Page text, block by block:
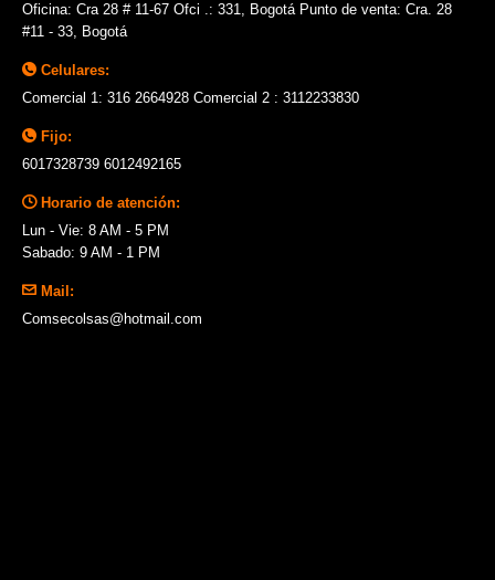
Oficina: Cra 28 # 11-67 Ofci .: 331, Bogotá Punto de venta: Cra. 28
#11 - 33, Bogotá
Celulares:
Comercial 1: 316 2664928 Comercial 2 : 3112233830
Fijo:
6017328739 6012492165
Horario de atención:
Lun - Vie: 8 AM - 5 PM
Sabado: 9 AM - 1 PM
Mail:
Comsecolsas@hotmail.com